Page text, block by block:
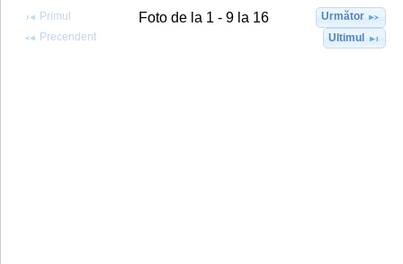
Primul
Precendent
Foto de la 1 - 9 la 16
Următor
Ultimul